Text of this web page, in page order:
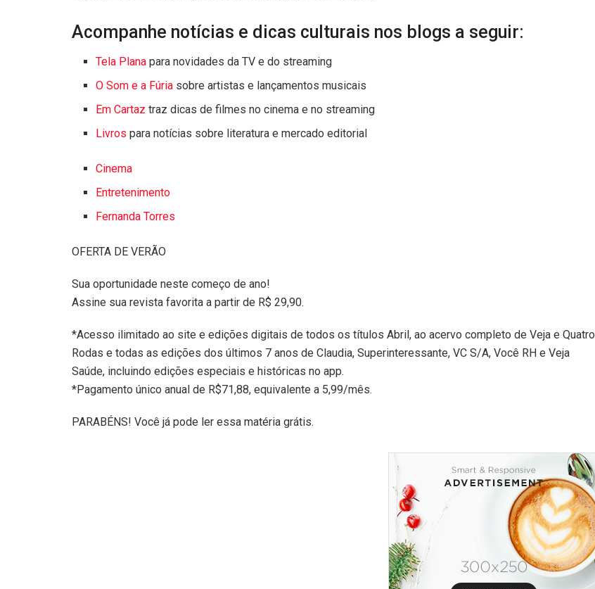
Acompanhe notícias e dicas culturais nos blogs a seguir:
Tela Plana para novidades da TV e do streaming
O Som e a Fúria sobre artistas e lançamentos musicais
Em Cartaz traz dicas de filmes no cinema e no streaming
Livros para notícias sobre literatura e mercado editorial
Cinema
Entretenimento
Fernanda Torres
OFERTA DE VERÃO
Sua oportunidade neste começo de ano!
Assine sua revista favorita a partir de R$ 29,90.
*Acesso ilimitado ao site e edições digitais de todos os títulos Abril, ao acervo completo de Veja e Quatro
Rodas e todas as edições dos últimos 7 anos de Claudia, Superinteressante, VC S/A, Você RH e Veja
Saúde, incluindo edições especiais e históricas no app.
*Pagamento único anual de R$71,88, equivalente a 5,99/mês.
PARABÉNS! Você já pode ler essa matéria grátis.